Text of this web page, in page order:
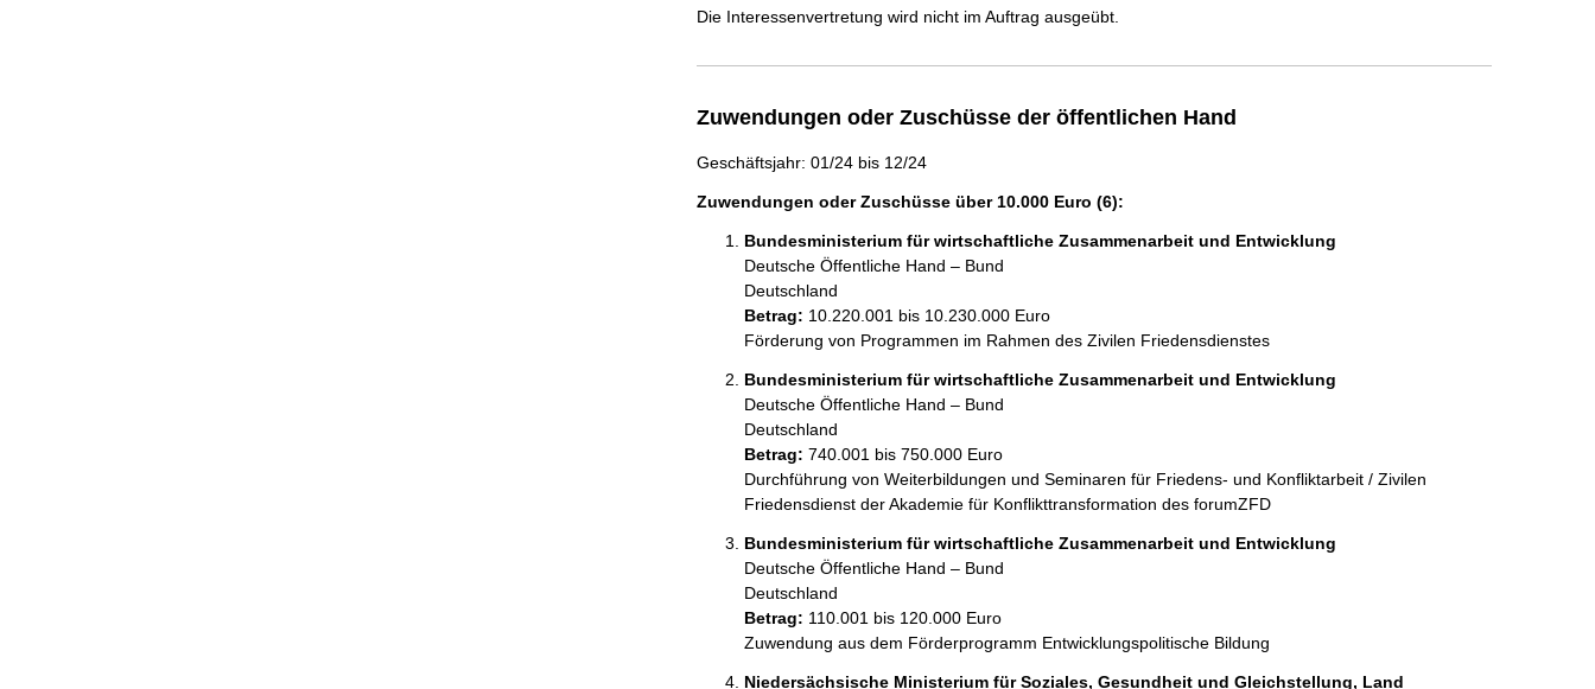
Die Interessenvertretung wird nicht im Auftrag ausgeübt.
Zuwendungen oder Zuschüsse der öffentlichen Hand
Geschäftsjahr: 01/24 bis 12/24
Zuwendungen oder Zuschüsse über 10.000 Euro (6):
Bundesministerium für wirtschaftliche Zusammenarbeit und Entwicklung
Deutsche Öffentliche Hand – Bund
Deutschland
Betrag: 10.220.001 bis 10.230.000 Euro
Förderung von Programmen im Rahmen des Zivilen Friedensdienstes
Bundesministerium für wirtschaftliche Zusammenarbeit und Entwicklung
Deutsche Öffentliche Hand – Bund
Deutschland
Betrag: 740.001 bis 750.000 Euro
Durchführung von Weiterbildungen und Seminaren für Friedens- und Konfliktarbeit / Zivilen
Friedensdienst der Akademie für Konflikttransformation des forumZFD
Bundesministerium für wirtschaftliche Zusammenarbeit und Entwicklung
Deutsche Öffentliche Hand – Bund
Deutschland
Betrag: 110.001 bis 120.000 Euro
Zuwendung aus dem Förderprogramm Entwicklungspolitische Bildung
Niedersächsische Ministerium für Soziales, Gesundheit und Gleichstellung, Land